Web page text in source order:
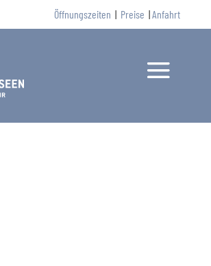
Öffnungszeiten | Preise |Anfahrt